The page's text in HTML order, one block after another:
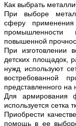
Как выбрать
При выборе
сферу
промышленности
повышенной
При изготовлении
детских площадок,
нужд используют
востребованной
представленного на
Для армирования
используется сетка
Приобрести
помощь в ее